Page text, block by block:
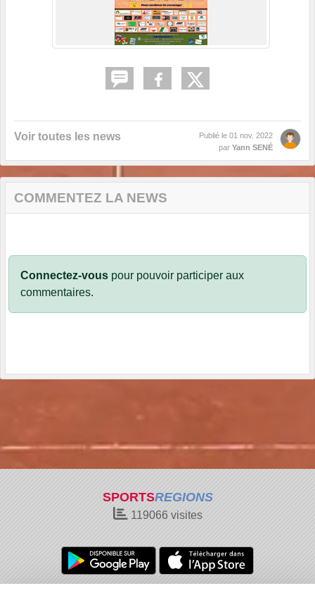
Voir toutes les news Publié le 01 nov. 2022
par Yann SENÉ
COMMENTEZ LA NEWS
Connectez-vous pour pouvoir participer aux
commentaires.
SPORTSREGIONS
119066 visites